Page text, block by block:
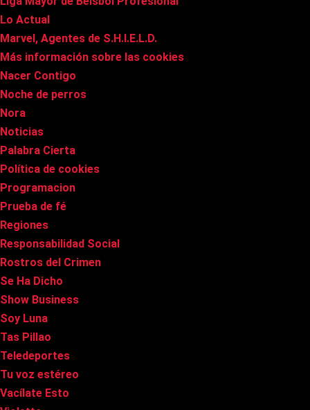
Lo Actual
Marvel, Agentes de S.H.I.E.L.D.
Más información sobre las cookies
Nacer Contigo
Noche de perros
Nora
Noticias
Palabra Cierta
Política de cookies
Programacion
Prueba de fé
Regiones
Responsabilidad Social
Rostros del Crimen
Se Ha Dicho
Show Business
Soy Luna
Tas Pillao
Teledeportes
Tu voz estéreo
Vacílate Esto